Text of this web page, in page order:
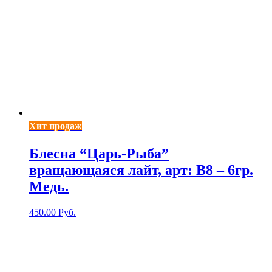
Хит продаж
Блесна “Царь-Рыба”
вращающаяся лайт, арт: В8 – 6гр.
Медь.
450.00 Руб.